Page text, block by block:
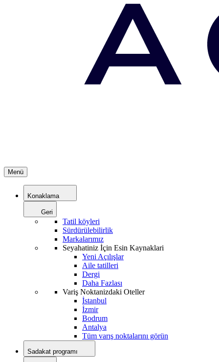
Menü
Konaklama
Geri
Tatil köyleri
Sürdürülebilirlik
Markalarımız
Seyahatiniz İçin Esin Kaynaklari
Yeni Açılışlar
Aile tatilleri
Dergi
Daha Fazlası
Variş Noktanizdaki Oteller
İstanbul
İzmir
Bodrum
Antalya
Tüm varış noktalarını görün
Sadakat programı